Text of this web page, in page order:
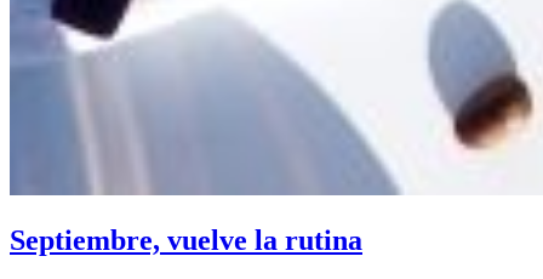
Septiembre, vuelve la rutina